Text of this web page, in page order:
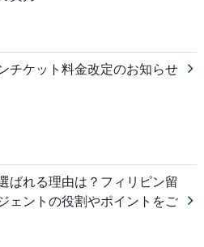
チケット料金改定のお知らせ
ばれる理由は？フィリピン留
ェントの役割やポイントをご